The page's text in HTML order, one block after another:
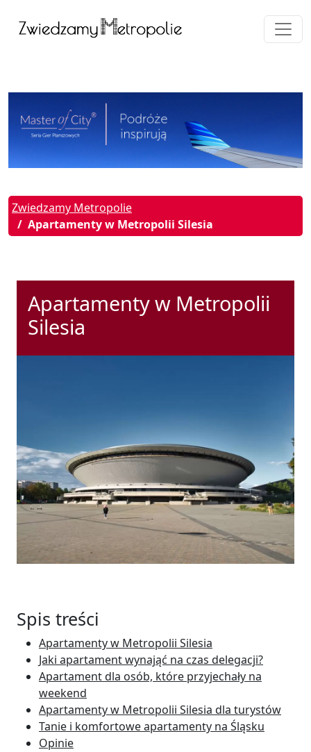
Zwiedzamy Metropolie
Apartamenty w Metropolii Silesia
Apartamenty w Metropolii
Silesia
Spis treści
Apartamenty w Metropolii Silesia
Jaki apartament wynająć na czas delegacji?
Apartament dla osób, które przyjechały na
weekend
Apartamenty w Metropolii Silesia dla turystów
Tanie i komfortowe apartamenty na Śląsku
Opinie